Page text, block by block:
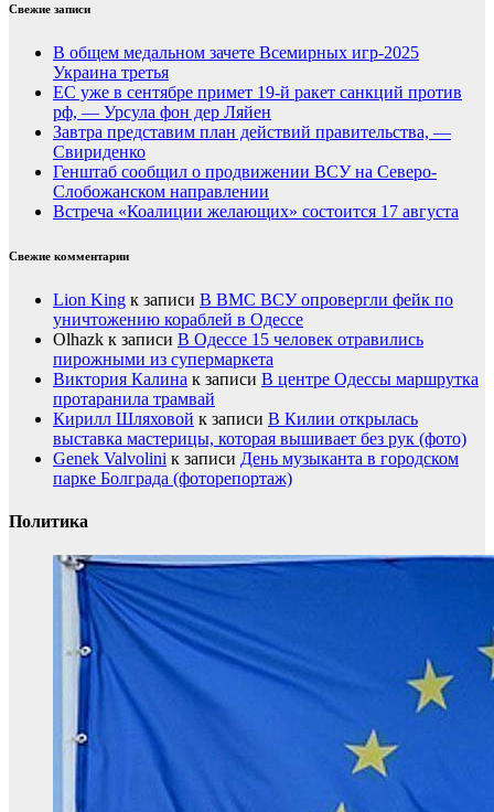
Свежие записи
В общем медальном зачете Всемирных игр-2025
Украина третья
ЕС уже в сентябре примет 19-й ракет санкций против
рф, — Урсула фон дер Ляйен
Завтра представим план действий правительства, —
Свириденко
Генштаб сообщил о продвижении ВСУ на Северо-
Слобожанском направлении
Встреча «Коалиции желающих» состоится 17 августа
Свежие комментарии
Lion King к записи В ВМС ВСУ опровергли фейк по
уничтожению кораблей в Одессе
Olhazk к записи В Одессе 15 человек отравились
пирожными из супермаркета
Виктория Калина к записи В центре Одессы маршрутка
протаранила трамвай
Кирилл Шляховой к записи В Килии открылась
выставка мастерицы, которая вышивает без рук (фото)
Genek Valvolini к записи День музыканта в городском
парке Болграда (фоторепортаж)
Политика